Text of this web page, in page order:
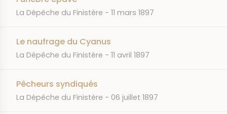
JOURNAL
La Dépêche du Finistère DATE
11 mars 1897
Le naufrage du Cyanus
JOURNAL
La Dépêche du Finistère DATE
11 avril 1897
Pêcheurs syndiqués
JOURNAL
La Dépêche du Finistère DATE
06 juillet 1897